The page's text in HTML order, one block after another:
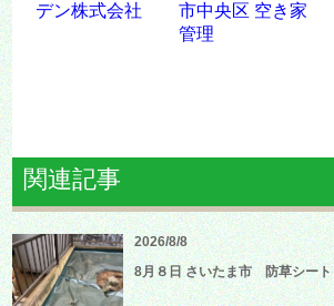
デン株式会社
市中央区 空き家
管理
関連記事
2026/8/8
8月８日 さいたま市 防草シート